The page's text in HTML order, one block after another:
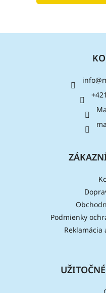
Z
info@
Podmienky